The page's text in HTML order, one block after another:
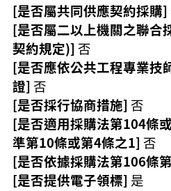
[是否屬共同供應契約採購]
[是否屬二以上機關之聯合
契約規定)] 否
[是否應依公共工程專業技
證] 否
[是否採行協商措施] 否
[是否適用採購法第104條
準第10條或第4條之1] 否
[是否依據採購法第106條
[是否提供電子領標] 是